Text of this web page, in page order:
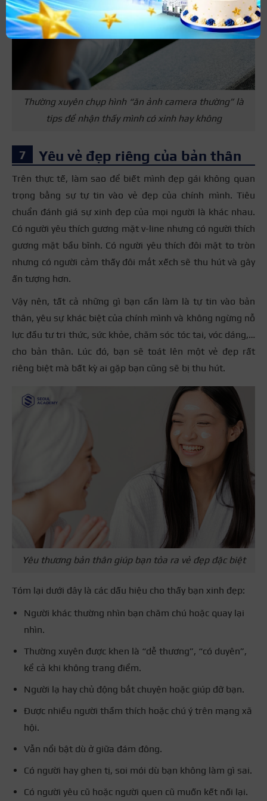
Thường xuyên chụp hình “ăn ảnh camera thường” là
tips để nhận thấy mình có xinh hay không
Yêu vẻ đẹp riêng của bản thân
Trên thực tế, làm sao để biết mình đẹp gái không quan
trọng bằng sự tự tin vào vẻ đẹp của chính mình. Tiêu
chuẩn đánh giá sự xinh đẹp của mọi người là khác nhau.
Có người yêu thích gương mặt v-line nhưng có người thích
gương mặt bầu bĩnh. Có người yêu thích đôi mặt to tròn
nhưng có người cảm thấy đôi mắt xếch sẽ thu hút và gây
ấn tượng hơn.
Vậy nên, tất cả những gì bạn cần làm là tự tin vào bản
thân, yêu sự khác biệt của chính mình và không ngừng nỗ
lực đầu tư tri thức, sức khỏe, chăm sóc tóc tai, vóc dáng,…
cho bản thân. Lúc đó, bạn sẽ toát lên một vẻ đẹp rất
riêng biệt mà bất kỳ ai gặp bạn cũng sẽ bị thu hút.
Yêu thương bản thân giúp bạn tỏa ra vẻ đẹp đặc biệt
Tóm lại dưới đây là các dấu hiệu cho thấy bạn xinh đẹp:
Người khác thường nhìn bạn chăm chú hoặc quay lại
nhìn.
Thường xuyên được khen là “dễ thương”, “có duyên”,
kể cả khi không trang điểm.
Người lạ hay chủ động bắt chuyện hoặc giúp đỡ bạn.
Được nhiều người thầm thích hoặc chú ý trên mạng xã
hội.
Vẫn nổi bật dù ở giữa đám đông.
Có người hay ghen tị, soi mói dù bạn không làm gì sai.
Có người yêu cũ hoặc người quen cũ muốn kết nối lại.